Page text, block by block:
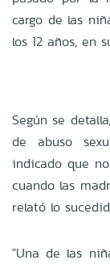
cargo de las
los 12 años, en
Según se
de abuso
indicado que
cuando las
relató lo
"Una de las